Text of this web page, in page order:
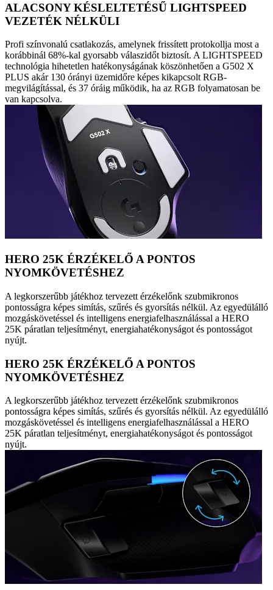
ALACSONY KÉSLELTETÉSŰ LIGHTSPEED
VEZETÉK NÉLKÜLI
Profi színvonalú csatlakozás, amelynek frissített protokollja most a
korábbinál 68%-kal gyorsabb válaszidőt biztosít. A LIGHTSPEED
technológia hihetetlen hatékonyságának köszönhetően a G502 X
PLUS akár 130 órányi üzemidőre képes kikapcsolt RGB-
megvilágítással, és 37 óráig működik, ha az RGB folyamatosan be
van kapcsolva.
HERO 25K ÉRZÉKELŐ A PONTOS
NYOMKÖVETÉSHEZ
A legkorszerűbb játékhoz tervezett érzékelőnk szubmikronos
pontosságra képes simítás, szűrés és gyorsítás nélkül. Az egyedülálló
mozgáskövetéssel és intelligens energiafelhasználással a HERO
25K páratlan teljesítményt, energiahatékonyságot és pontosságot
nyújt.
HERO 25K ÉRZÉKELŐ A PONTOS
NYOMKÖVETÉSHEZ
A legkorszerűbb játékhoz tervezett érzékelőnk szubmikronos
pontosságra képes simítás, szűrés és gyorsítás nélkül. Az egyedülálló
mozgáskövetéssel és intelligens energiafelhasználással a HERO
25K páratlan teljesítményt, energiahatékonyságot és pontosságot
nyújt.